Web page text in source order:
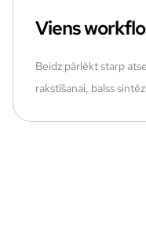
Viens
Beidz pārlēkt starp
rakstīšanai, balss